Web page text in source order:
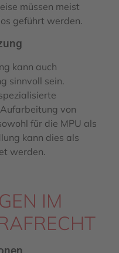
müssen meist
geführt werden.
kann auch
sinnvoll sein.
von
für die MPU als
kann dies als
werden.
IM